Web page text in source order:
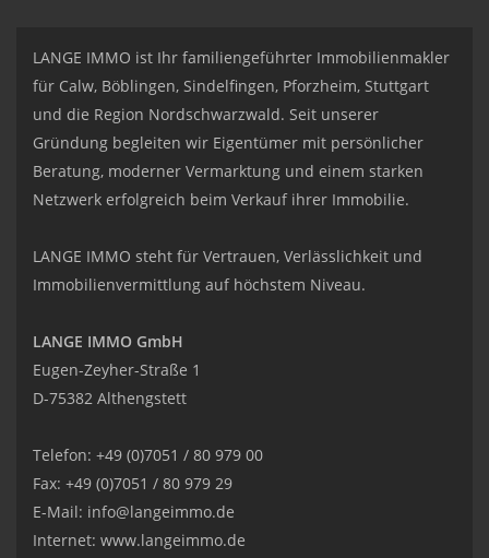
LANGE IMMO ist Ihr familiengeführter Immobilienmakler
für Calw, Böblingen, Sindelfingen, Pforzheim, Stuttgart
und die Region Nordschwarzwald. Seit unserer
Gründung begleiten wir Eigentümer mit persönlicher
Beratung, moderner Vermarktung und einem starken
Netzwerk erfolgreich beim Verkauf ihrer Immobilie.
LANGE IMMO steht für Vertrauen, Verlässlichkeit und
Immobilienvermittlung auf höchstem Niveau.
LANGE IMMO GmbH
Eugen-Zeyher-Straße 1
D-75382 Althengstett
Telefon: +49 (0)7051 / 80 979 00
Fax: +49 (0)7051 / 80 979 29
E-Mail: info@langeimmo.de
Internet: www.langeimmo.de